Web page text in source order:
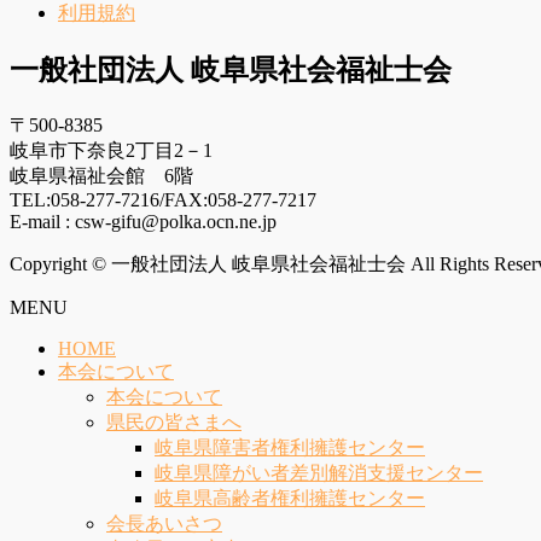
利用規約
一般社団法人 岐阜県社会福祉士会
〒500-8385
岐阜市下奈良2丁目2－1
岐阜県福祉会館 6階
TEL:058-277-7216/FAX:058-277-7217
E-mail : csw-gifu@polka.ocn.ne.jp
Copyright © 一般社団法人 岐阜県社会福祉士会 All Rights
MENU
HOME
本会について
本会について
県民の皆さまへ
岐阜県障害者権利擁護センター
岐阜県障がい者差別解消支援センター
岐阜県高齢者権利擁護センター
会長あいさつ